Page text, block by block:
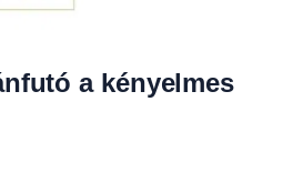
a kényelmes